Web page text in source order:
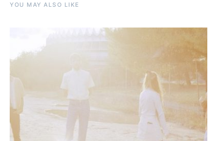
YOU MAY ALSO LIKE